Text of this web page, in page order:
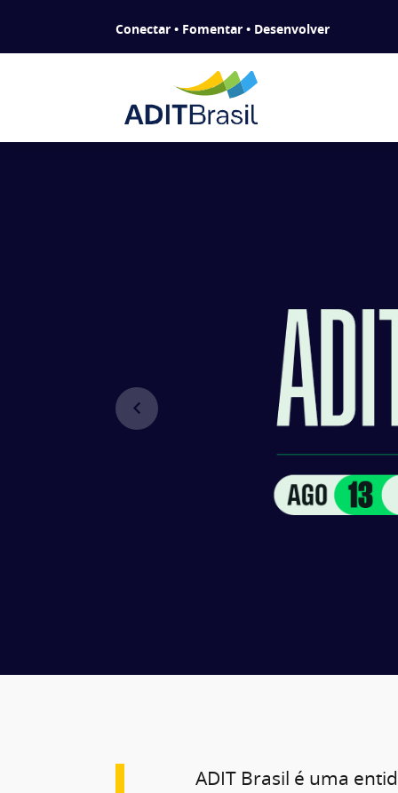
Conectar • Fomentar • Desenvolver
ADIT Brasil é uma